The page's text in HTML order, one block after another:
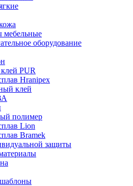
мебельные
оборудование
PUR
Hranipex
клей
полимер
Lion
Bramek
защиты